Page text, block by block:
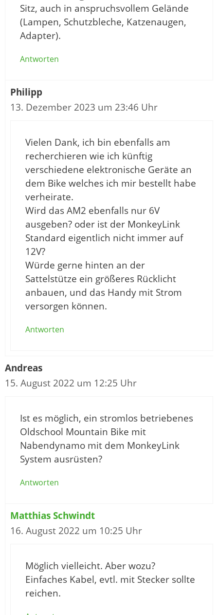
Sitz, auch in anspruchsvollem Gelände
(Lampen, Schutzbleche, Katzenaugen,
Adapter).
Antworten
Philipp
13. Dezember 2023 um 23:46 Uhr
Vielen Dank, ich bin ebenfalls am
recherchieren wie ich künftig
verschiedene elektronische Geräte an
dem Bike welches ich mir bestellt habe
verheirate.
Wird das AM2 ebenfalls nur 6V
ausgeben? oder ist der MonkeyLink
Standard eigentlich nicht immer auf
12V?
Würde gerne hinten an der
Sattelstütze ein größeres Rücklicht
anbauen, und das Handy mit Strom
versorgen können.
Antworten
Andreas
15. August 2022 um 12:25 Uhr
Ist es möglich, ein stromlos betriebenes
Oldschool Mountain Bike mit
Nabendynamo mit dem MonkeyLink
System ausrüsten?
Antworten
Matthias Schwindt
16. August 2022 um 10:25 Uhr
Möglich vielleicht. Aber wozu?
Einfaches Kabel, evtl. mit Stecker sollte
reichen.